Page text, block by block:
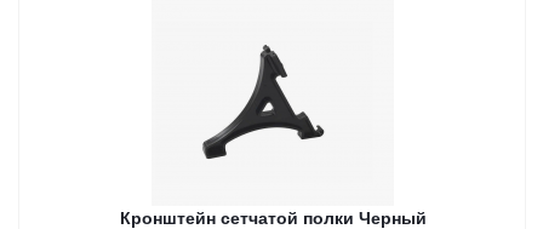
Кронштейн сетчатой полки Черный